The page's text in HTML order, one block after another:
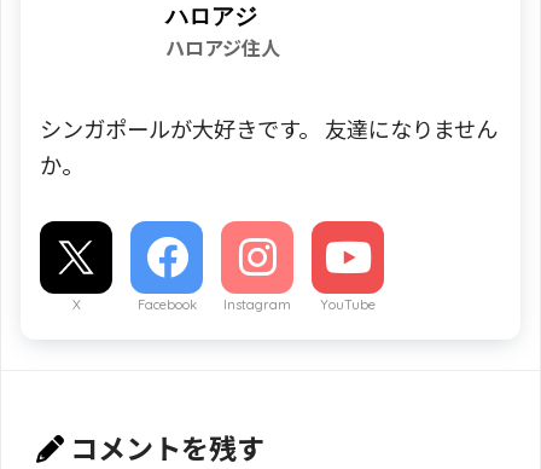
ハロアジ
ハロアジ住人
シンガポールが大好きです。 友達になりません
か。
X Facebook Instagram YouTube
コメントを残す